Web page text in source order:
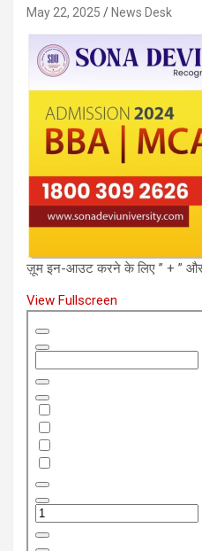
May 22, 2025 News Desk
ज़ूम इन-आउट करने के लिए ” + ”
View Fullscreen
to
PDF
content